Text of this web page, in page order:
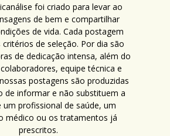
foi criado para levar ao
de bem e compartilhar
de vida. Cada postagem
critérios de seleção. Por dia são
de dedicação intensa, além do
equipe técnica e
postagens são produzidas
de informar e não substituem a
um profissional de saúde, um
médico ou os tratamentos já
prescritos.